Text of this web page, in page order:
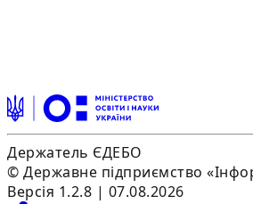
Держатель ЄДЕБО
© Державне підприємство
Версія 1.2.8 | 07.08.2026